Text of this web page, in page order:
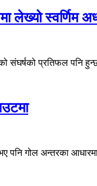
लेख्यो स्वर्णिम
संघर्षको प्रतिफल पनि
पनि गोल अन्तरका